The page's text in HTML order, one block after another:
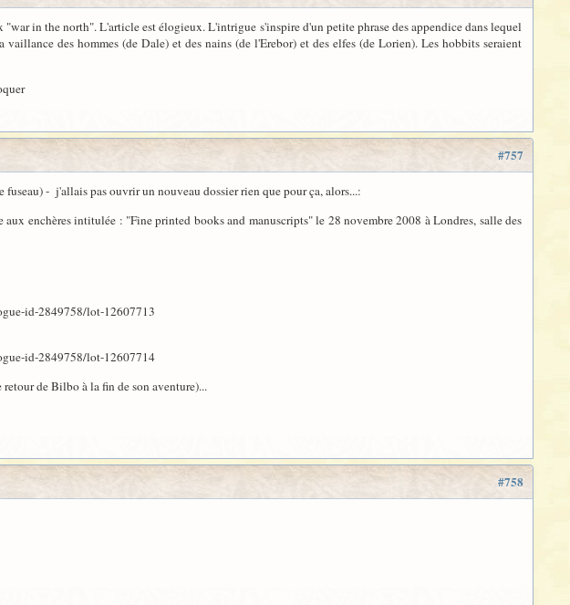
in the north". L'article est élogieux. L'intrigue s'inspire d'un petite phrase des appendice dans lequel
des hommes (de Dale) et des nains (de l'Erebor) et des elfes (de Lorien). Les hobbits seraient
#757
fuseau) - j'allais pas ouvrir un nouveau dossier rien que pour ça, alors...:
enchères intitulée : "Fine printed books and manuscripts" le 28 novembre 2008 à Londres, salle des
id-2849758/lot-12607713
id-2849758/lot-12607714
de Bilbo à la fin de son aventure)...
#758